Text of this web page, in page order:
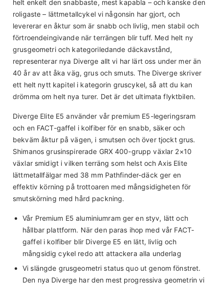
helt enkelt den snabbaste, mest kapabla – och kanske den
roligaste – lättmetallcykel vi någonsin har gjort, och
levererar en åktur som är snabb och livlig, men stabil och
förtroendeingivande när terrängen blir tuff. Med helt ny
grusgeometri och kategoriledande däckavstånd,
representerar nya Diverge allt vi har lärt oss under mer än
40 år av att åka väg, grus och smuts. The Diverge skriver
ett helt nytt kapitel i kategorin gruscykel, så att du kan
drömma om helt nya turer. Det är det ultimata flyktbilen.
Diverge Elite E5 använder vår premium E5-legeringsram
och en FACT-gaffel i kolfiber för en snabb, säker och
bekväm åktur på vägen, i smutsen och över tjockt grus.
Shimanos grusinspirerade GRX 400-grupp växlar 2×10
växlar smidigt i vilken terräng som helst och Axis Elite
lättmetallfälgar med 38 mm Pathfinder-däck ger en
effektiv körning på trottoaren med mångsidigheten för
smutskörning med hård packning.
Vår Premium E5 aluminiumram ger en styv, lätt och
hållbar plattform. När den paras ihop med vår FACT-
gaffel i kolfiber blir Diverge E5 en lätt, livlig och
mångsidig cykel redo att attackera alla underlag
Vi slängde grusgeometri status quo ut genom fönstret.
Den nya Diverge har den mest progressiva geometrin vi